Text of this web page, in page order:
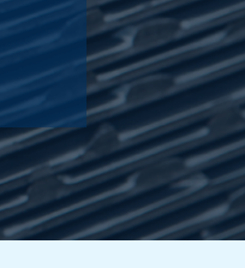
Selecteer
Selecteer
Selecteer
Selecteer